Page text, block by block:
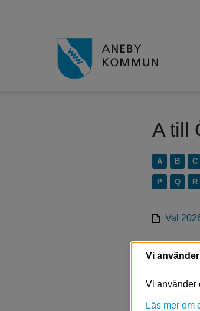
A till
A B C
P Q R
Val
Vi
Vi använder
Läs mer om